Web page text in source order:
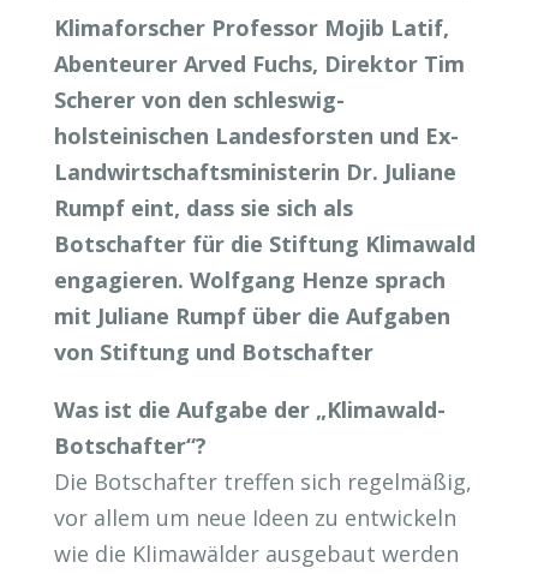
Klimaforscher Professor Mojib Latif,
Abenteurer Arved Fuchs, Direktor Tim
Scherer von den schleswig-
holsteinischen Landesforsten und Ex-
Landwirtschaftsministerin Dr. Juliane
Rumpf eint, dass sie sich als
Botschafter für die Stiftung Klimawald
engagieren. Wolfgang Henze sprach
mit Juliane Rumpf über die Aufgaben
von Stiftung und Botschafter
Was ist die Aufgabe der „Klimawald-
Botschafter“?
Die Botschafter treffen sich regelmäßig,
vor allem um neue Ideen zu entwickeln
wie die Klimawälder ausgebaut werden